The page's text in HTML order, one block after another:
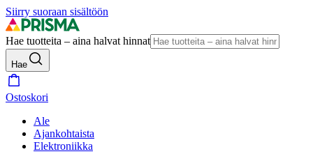
Siirry suoraan sisältöön
Hae tuotteita – aina halvat hinnat
Hae
Ostoskori
Ale
Ajankohtaista
Elektroniikka